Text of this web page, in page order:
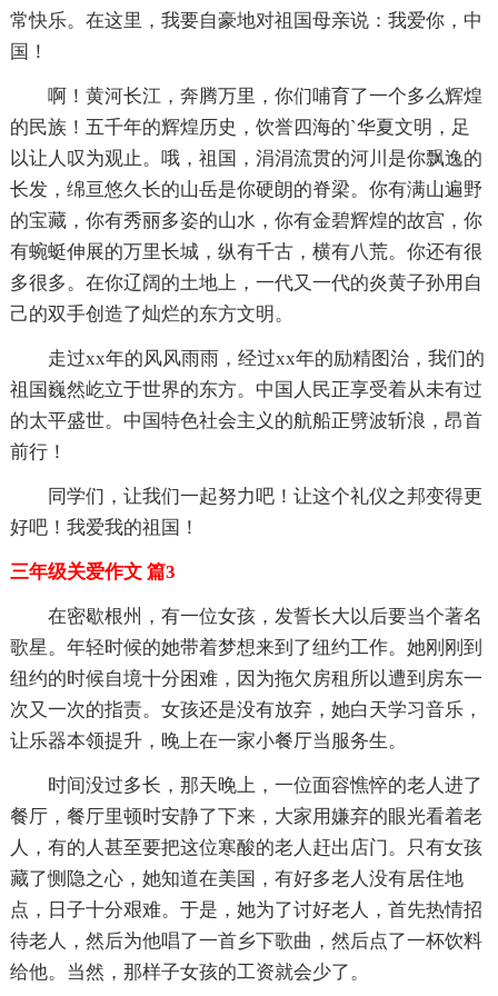
常快乐。在这里，我要自豪地对祖国母亲说：我爱你，中
国！
啊！黄河长江，奔腾万里，你们哺育了一个多么辉煌
的民族！五千年的辉煌历史，饮誉四海的`华夏文明，足
以让人叹为观止。哦，祖国，涓涓流贯的河川是你飘逸的
长发，绵亘悠久长的山岳是你硬朗的脊梁。你有满山遍野
的宝藏，你有秀丽多姿的山水，你有金碧辉煌的故宫，你
有蜿蜓伸展的万里长城，纵有千古，横有八荒。你还有很
多很多。在你辽阔的土地上，一代又一代的炎黄子孙用自
己的双手创造了灿烂的东方文明。
走过xx年的风风雨雨，经过xx年的励精图治，我们的
祖国巍然屹立于世界的东方。中国人民正享受着从未有过
的太平盛世。中国特色社会主义的航船正劈波斩浪，昂首
前行！
同学们，让我们一起努力吧！让这个礼仪之邦变得更
好吧！我爱我的祖国！
三年级关爱作文 篇3
在密歇根州，有一位女孩，发誓长大以后要当个著名
歌星。年轻时候的她带着梦想来到了纽约工作。她刚刚到
纽约的时候自境十分困难，因为拖欠房租所以遭到房东一
次又一次的指责。女孩还是没有放弃，她白天学习音乐，
让乐器本领提升，晚上在一家小餐厅当服务生。
时间没过多长，那天晚上，一位面容憔悴的老人进了
餐厅，餐厅里顿时安静了下来，大家用嫌弃的眼光看着老
人，有的人甚至要把这位寒酸的老人赶出店门。只有女孩
藏了恻隐之心，她知道在美国，有好多老人没有居住地
点，日子十分艰难。于是，她为了讨好老人，首先热情招
待老人，然后为他唱了一首乡下歌曲，然后点了一杯饮料
给他。当然，那样子女孩的工资就会少了。